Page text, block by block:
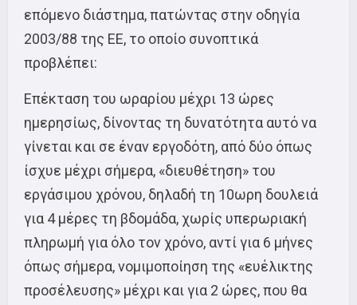
επόμενο διάστημα, πατώντας στην οδηγία
2003/88 της ΕΕ, το οποίο συνοπτικά
προβλέπει:
Επέκταση του ωραρίου μέχρι 13 ώρες
ημερησίως, δίνοντας τη δυνατότητα αυτό να
γίνεται και σε έναν εργοδότη, από δύο όπως
ίσχυε μέχρι σήμερα, «διευθέτηση» του
εργάσιμου χρόνου, δηλαδή τη 10ωρη δουλειά
για 4 μέρες τη βδομάδα, χωρίς υπερωριακή
πληρωμή για όλο τον χρόνο, αντί για 6 μήνες
όπως σήμερα, νομιμοποίηση της «ευέλικτης
προσέλευσης» μέχρι και για 2 ώρες, που θα